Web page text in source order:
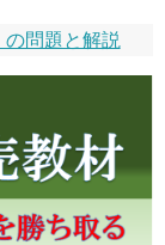
問題と解説